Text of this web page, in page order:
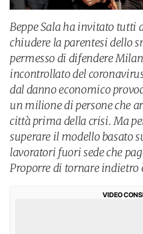
Beppe Sala ha invitato tutti
chiudere la parentesi dello
permesso di difendere
incontrollato del
dal danno economico
un milione di persone che
città prima della crisi. Ma
superare il modello basato
lavoratori fuori sede che
Proporre di tornare indietro
VIDEO